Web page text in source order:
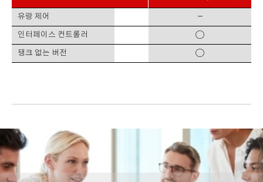
유량 제어
인터페이스 컨트롤러
탱크 없는 버전
-
○
○